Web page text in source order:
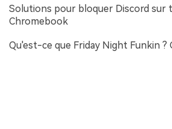
Solutions pour bloquer Discord sur
Chromebook
Qu'est-ce que Friday Night Funkin ?